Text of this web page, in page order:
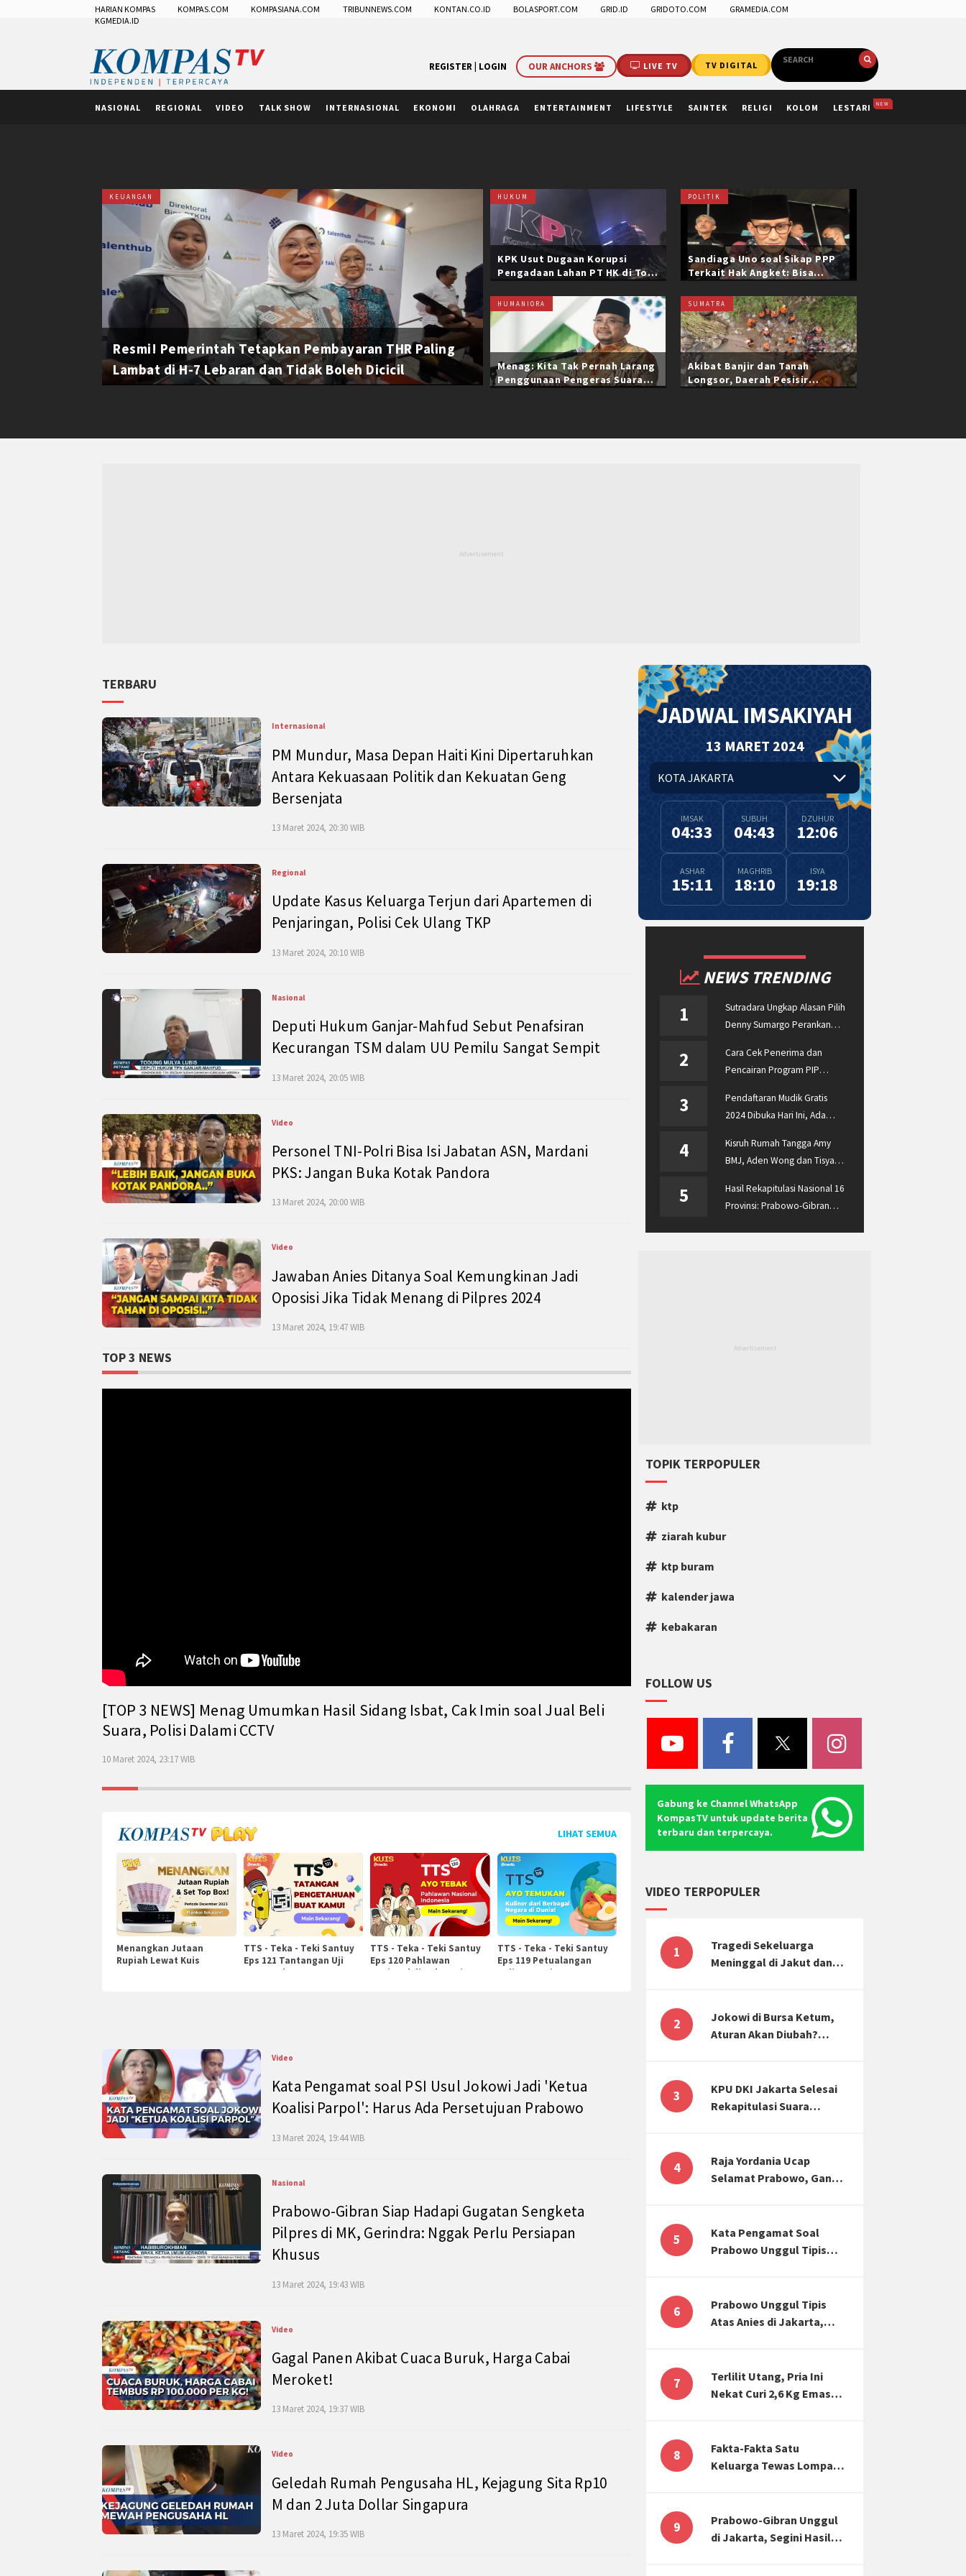
HARIAN KOMPAS KOMPAS.COM KOMPASIANA.COM TRIBUNNEWS.COM KONTAN.CO.ID BOLASPORT.COM GRID.ID GRIDOTO.COM
GRAMEDIA.COM
KGMEDIA.ID
LIVE TV TV DIGITAL
REGISTER | LOGIN OUR ANCHORS
NASIONAL REGIONAL VIDEO TALK SHOW INTERNASIONAL EKONOMI OLAHRAGA ENTERTAINMENT LIFESTYLE SAINTEK RELIGI KOLOM LESTARI NEW
KEUANGAN
Resmi! Pemerintah Tetapkan Pembayaran THR Paling
Lambat di H-7 Lebaran dan Tidak Boleh Dicicil
HUKUM
KPK Usut Dugaan Korupsi
Pengadaan Lahan PT HK di Tol
Belasan Miliar
POLITIK
Sandiaga Uno soal Sikap PPP
Terkait Hak Angket: Bisa
HUMANIORA
Menag: Kita Tak Pernah Larang
Penggunaan Pengeras Suara
SUMATRA
Akibat Banjir dan Tanah
Longsor, Daerah Pesisir
TERBARU
Internasional
PM Mundur, Masa Depan Haiti Kini Dipertaruhkan
Antara Kekuasaan Politik dan Kekuatan Geng
Bersenjata
13 Maret 2024, 20:30 WIB
Regional
Update Kasus Keluarga Terjun dari Apartemen di
Penjaringan, Polisi Cek Ulang TKP
13 Maret 2024, 20:10 WIB
Nasional
Deputi Hukum Ganjar-Mahfud Sebut Penafsiran
Kecurangan TSM dalam UU Pemilu Sangat Sempit
13 Maret 2024, 20:05 WIB
Video
Personel TNI-Polri Bisa Isi Jabatan ASN, Mardani
PKS: Jangan Buka Kotak Pandora
13 Maret 2024, 20:00 WIB
Video
Jawaban Anies Ditanya Soal Kemungkinan Jadi
Oposisi Jika Tidak Menang di Pilpres 2024
13 Maret 2024, 19:47 WIB
TOP 3 NEWS
[TOP 3 NEWS] Menag Umumkan Hasil Sidang Isbat, Cak Imin soal Jual Beli
Suara, Polisi Dalami CCTV
10 Maret 2024, 23:17 WIB
LIHAT SEMUA
Menangkan Jutaan
Rupiah Lewat Kuis
TTS - Teka - Teki Santuy
Eps 121 Tantangan Uji
Pengetahuan
TTS - Teka - Teki Santuy
Eps 120 Pahlawan
Nasional di Indonesia
TTS - Teka - Teki Santuy
Eps 119 Petualangan
Kuliner Dunia
Video
Kata Pengamat soal PSI Usul Jokowi Jadi 'Ketua
Koalisi Parpol': Harus Ada Persetujuan Prabowo
13 Maret 2024, 19:44 WIB
Nasional
Prabowo-Gibran Siap Hadapi Gugatan Sengketa
Pilpres di MK, Gerindra: Nggak Perlu Persiapan
Khusus
13 Maret 2024, 19:43 WIB
Video
Gagal Panen Akibat Cuaca Buruk, Harga Cabai
Meroket!
13 Maret 2024, 19:37 WIB
Video
Geledah Rumah Pengusaha HL, Kejagung Sita Rp10
M dan 2 Juta Dollar Singapura
13 Maret 2024, 19:35 WIB
JADWAL IMSAKIYAH
13 MARET 2024
IMSAK
04:33
SUBUH
04:43
DZUHUR
12:06
ASHAR
15:11
MAGHRIB
18:10
ISYA
19:18
NEWS TRENDING
1
Sutradara Ungkap Alasan Pilih
Denny Sumargo Perankan
2
Cara Cek Penerima dan
Pencairan Program PIP
pip.kemdikbud.go.id
3
Pendaftaran Mudik Gratis
2024 Dibuka Hari Ini, Ada
Jateng dan Dishub Jatim
4
Kisruh Rumah Tangga Amy
BMJ, Aden Wong dan Tisya
Malaysia dan Singapura
5
Hasil Rekapitulasi Nasional 16
Provinsi: Prabowo-Gibran
TOPIK TERPOPULER
ktp
ziarah kubur
ktp buram
kalender jawa
kebakaran
FOLLOW US
Gabung ke Channel WhatsApp
KompasTV untuk update berita
terbaru dan terpercaya.
VIDEO TERPOPULER
1
Tragedi Sekeluarga
Meninggal di Jakut dan
Mental-Finansial
2
Jokowi di Bursa Ketum,
Aturan Akan Diubah?
3
KPU DKI Jakarta Selesai
Rekapitulasi Suara
Ganjar
4
Raja Yordania Ucap
Selamat Prabowo, Ganjar
3 NEWS]
5
Kata Pengamat Soal
Prabowo Unggul Tipis
Effect
6
Prabowo Unggul Tipis
Atas Anies di Jakarta,
7
Terlilit Utang, Pria Ini
Nekat Curi 2,6 Kg Emas
8
Fakta-Fakta Satu
Keluarga Tewas Lompat
Kening
9
Prabowo-Gibran Unggul
di Jakarta, Segini Hasil